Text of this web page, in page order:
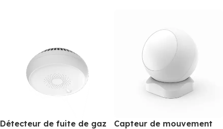
Détecteur de fuite de gaz
Capteur de mouvement